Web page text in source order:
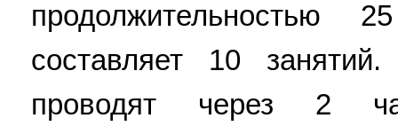
продолжительностью
составляет 10
проводят через 2